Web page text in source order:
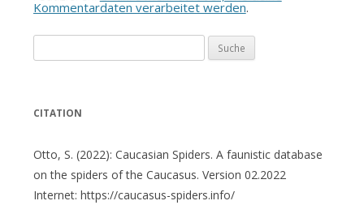
Kommentardaten verarbeitet werden.
nach:
CITATION
Otto, S. (2022): Caucasian Spiders. A faunistic database
on the spiders of the Caucasus. Version 02.2022
Internet: https://caucasus-spiders.info/